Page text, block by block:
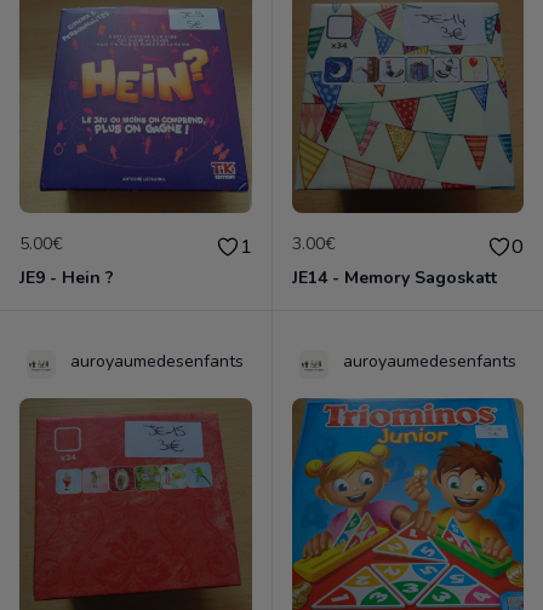
5.00€ 1
JE9 - Hein ?
3.00€ 0
JE14 - Memory Sagoskatt
auroyaumedesenfants auroyaumedesenfants